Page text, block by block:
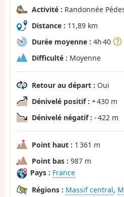
Activité : Randonnée
Distance : 11,89 km
Durée moyenne : 4h 40
Difficulté : Moyenne
Retour au départ : Oui
Dénivelé positif : + 430 m
Dénivelé négatif : - 422 m
Point haut : 1 361 m
Point bas : 987 m
Pays : France
Régions : Massif central,